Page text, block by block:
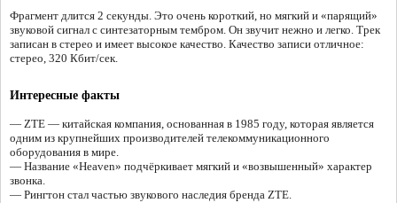
Фрагмент длится 2 секунды. Это очень короткий, но мягкий и «парящий»
звуковой сигнал с синтезаторным тембром. Он звучит нежно и легко. Трек
записан в стерео и имеет высокое качество. Качество записи отличное:
стерео, 320 Кбит/сек.
Интересные факты
— ZTE — китайская компания, основанная в 1985 году, которая является
одним из крупнейших производителей телекоммуникационного
оборудования в мире.
— Название «Heaven» подчёркивает мягкий и «возвышенный» характер
звонка.
— Рингтон стал частью звукового наследия бренда ZTE.